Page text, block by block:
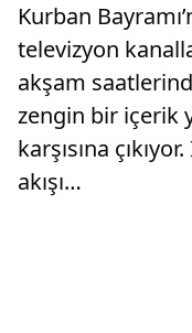
Kurban
televizyon
akşam
zengin bir içerik
karşısına
akışı…